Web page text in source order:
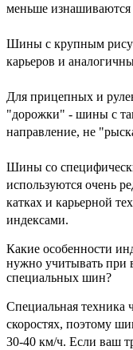
меньше
Шины с крупным
карьеров и
Для прицепных и
"дорожки" - шины с
направление, не
Шины со
используются очень
катках и карьерной
индексами.
Какие особенности
нужно учитывать при
специальных шин?
Специальная техника
скоростях, поэтому
30-40 км/ч. Если ваш